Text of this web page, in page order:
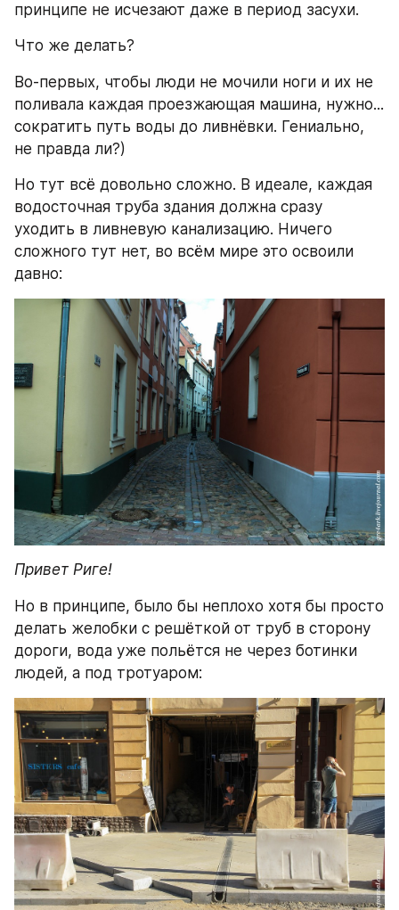
принципе не исчезают даже в период засухи.
Что же делать?
Во-первых, чтобы люди не мочили ноги и их не
поливала каждая проезжающая машина, нужно...
сократить путь воды до ливнёвки. Гениально,
не правда ли?)
Но тут всё довольно сложно. В идеале, каждая
водосточная труба здания должна сразу
уходить в ливневую канализацию. Ничего
сложного тут нет, во всём мире это освоили
давно:
Привет Риге!
Но в принципе, было бы неплохо хотя бы просто
делать желобки с решёткой от труб в сторону
дороги, вода уже польётся не через ботинки
людей, а под тротуаром: